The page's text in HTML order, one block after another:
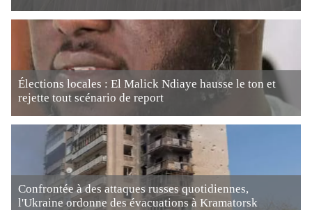
Élections locales : El Malick Ndiaye hausse le ton et
rejette tout scénario de report
Confrontée à des attaques russes quotidiennes,
l'Ukraine ordonne des évacuations à Kramatorsk